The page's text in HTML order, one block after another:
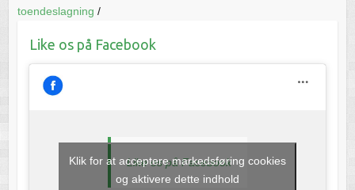
toendeslagning /
Like os på Facebook
Like os på Facebook
Klik for at acceptere markedsføring cookies
og aktivere dette indhold